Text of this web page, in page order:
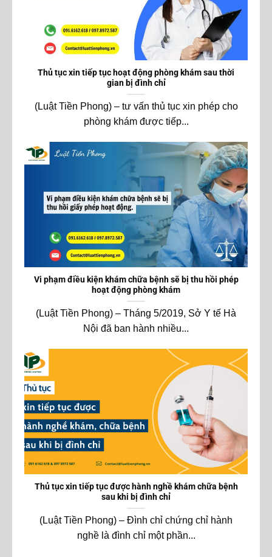
Thủ tục xin tiếp tục hoạt động phòng khám sau thời
gian bị đình chỉ
(Luật Tiền Phong) – tư vấn thủ tục xin phép cho
phòng khám được tiếp...
Vi phạm điều kiện khám chữa bệnh sẽ bị thu hồi phép
hoạt động phòng khám
(Luật Tiền Phong) – Tháng 5/2019, Sở Y tế Hà
Nội đã ban hành nhiều...
Thủ tục xin tiếp tục được hành nghề khám chữa bệnh
sau khi bị đình chỉ
(Luật Tiền Phong) – Đình chỉ chứng chỉ hành
nghề là đình chỉ một phần...